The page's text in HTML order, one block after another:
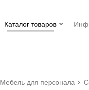
Каталог товаров
Мебель для персонала